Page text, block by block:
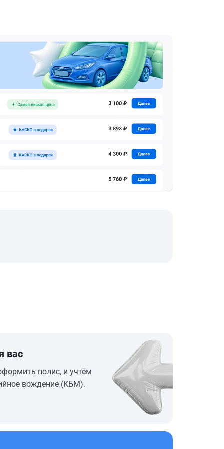
вас
полис, и учтём
вождение (КБМ).